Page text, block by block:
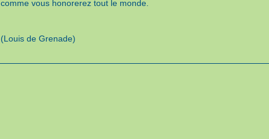
comme vous honorerez tout le monde.
(Louis de Grenade)